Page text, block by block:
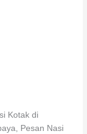
Kotak di
Pesan Nasi